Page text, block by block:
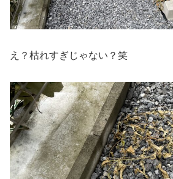
え？枯れすぎじゃない？笑